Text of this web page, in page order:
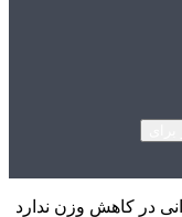
در کاهش وزن ندارد